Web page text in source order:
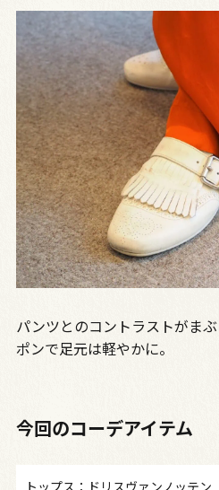
パンツとのコントラストがま
ポンで足元は軽やかに。
今回のコーデアイテム
トップス：ドリスヴァンノッテン